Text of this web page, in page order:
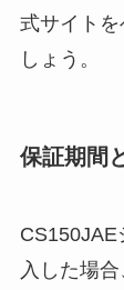
式サイト
しょう。
保証期間
CS150JAE
入した場